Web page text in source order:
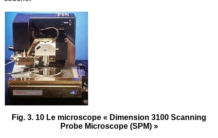
Fig. 3. 10 Le microscope « Dimension 3100 Scanning
Probe Microscope (SPM) »